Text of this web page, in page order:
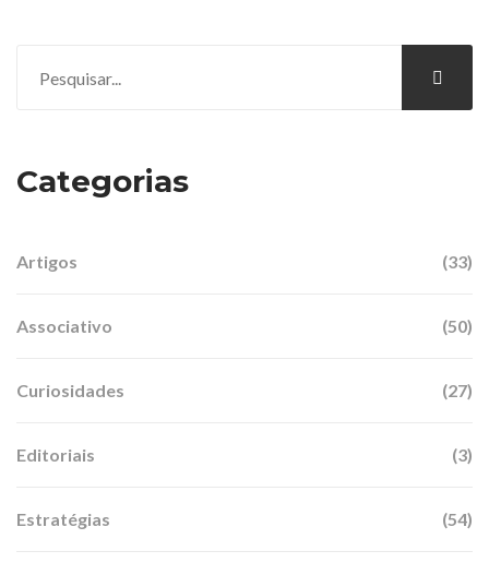
Categorias
Artigos (33)
Associativo (50)
Curiosidades (27)
Editoriais (3)
Estratégias (54)